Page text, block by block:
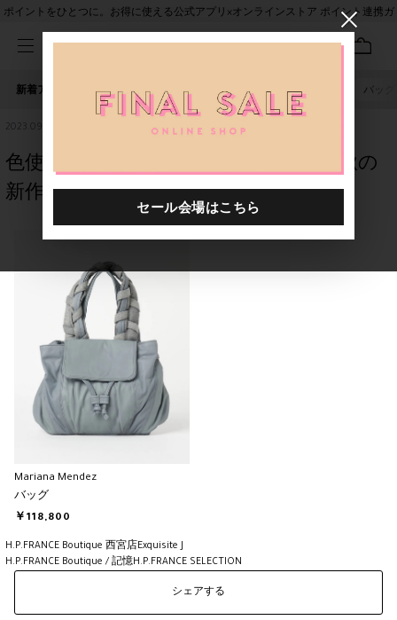
ポイントをひとつに。お得に使える公式アプリ×オンラインストア ポイント連携ガ
新着アイテム 人気ワード セール 40th限定 バッグ
2023.09.10
色使いが楽しい Exquisite J のアートな秋の
新作
Mariana Mendez
バッグ
￥118,800
H.P.FRANCE Boutique 西宮店Exquisite J
H.P.FRANCE Boutique / 記憶H.P.FRANCE SELECTION
シェアする